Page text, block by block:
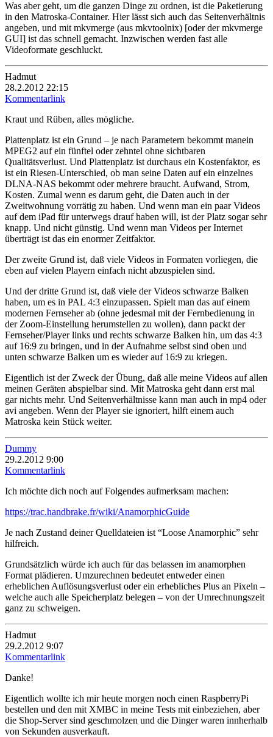
Was aber geht, um die ganzen Dinge zu ordnen, ist die Paketierung
in den Matroska-Container. Hier lässt sich auch das Seitenverhältnis
angeben, und mit mkvmerge (aus mkvtoolnix) [oder der mkvmerge
GUI] ist das schnell gemacht. Inzwischen werden fast alle
Videoformate geschluckt.
Hadmut
28.2.2012 22:15
Kommentarlink
Kraut und Rüben, alles mögliche.
Plattenplatz ist ein Grund – je nach Parametern bekommt manein
MPEG2 auf ein fünftel oder zehntel ohne sichtbaren
Qualitätsverlust. Und Plattenplatz ist durchaus ein Kostenfaktor, es
ist ein Riesen-Unterschied, ob man seine Daten auf ein einzelnes
DLNA-NAS bekommt oder mehrere braucht. Aufwand, Strom,
Kosten. Zumal wenn es darum geht, die Daten auch in der
Zweitwohnung vorrätig zu haben. Und wenn man ein paar Videos
auf dem iPad für unterwegs drauf haben will, ist der Platz sogar sehr
knapp. Und nicht günstig. Und wenn man Videos per Internet
überträgt ist das ein enormer Zeitfaktor.
Der zweite Grund ist, daß viele Videos in Formaten vorliegen, die
eben auf vielen Playern einfach nicht abzuspielen sind.
Und der dritte Grund ist, daß viele der Videos schwarze Balken
haben, um es in PAL 4:3 einzupassen. Spielt man das auf einem
modernen Fernseher ab (ohne jedesmal mit der Fernbedienung in
der Zoom-Einstellung herumstellen zu wollen), dann packt der
Fernseher/Player links und rechts schwarze Balken hin, um das 4:3
auf 16:9 zu bringen, und in der Aufnahme selbst sind oben und
unten schwarze Balken um es wieder auf 16:9 zu kriegen.
Eigentlich ist der Zweck der Übung, daß alle meine Videos auf allen
meinen Geräten abspielbar sind. Mit Matroska geht dann erst mal
gar nichts mehr. Und Seitenverhältnisse kann man auch in mp4 oder
avi angeben. Wenn der Player sie ignoriert, hilft einem auch
Matroska kein Stück weiter.
Dummy
29.2.2012 9:00
Kommentarlink
Ich möchte dich noch auf Folgendes aufmerksam machen:
https://trac.handbrake.fr/wiki/AnamorphicGuide
Je nach Zustand deiner Quelldateien ist “Loose Anamorphic” sehr
hilfreich.
Grundsätzlich würde ich auch für das belassen im anamorphen
Format plädieren. Umzurechnen bedeutet entweder einen
erheblichen Auflösungsverlust oder ein erhebliches Plus an Pixeln –
welche auch alle Speicherplatz belegen – von der Umrechnungszeit
ganz zu schweigen.
Hadmut
29.2.2012 9:07
Kommentarlink
Danke!
Eigentlich wollte ich mir heute morgen noch einen RaspberryPi
bestellen und den mit XMBC in meine Tests mit einbeziehen, aber
die Shop-Server sind geschmolzen und die Dinger waren innherhalb
von Sekunden ausverkauft.